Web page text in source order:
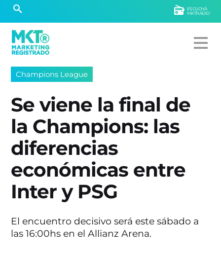
ESCUCHÁ
MKTRADIO
Champions League
Se viene la final de
la Champions: las
diferencias
económicas entre
Inter y PSG
El encuentro decisivo será este sábado a
las 16:00hs en el Allianz Arena.